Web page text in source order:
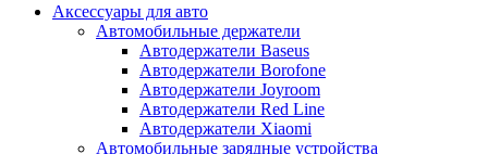
Аксессуары для авто
Автомобильные держатели
Автодержатели Baseus
Автодержатели Borofone
Автодержатели Joyroom
Автодержатели Red Line
Автодержатели Xiaomi
Автомобильные зарядные устройства